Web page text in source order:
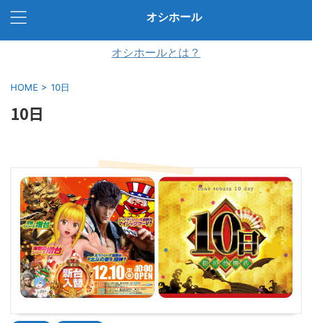
オシホール
オシホールとは？
HOME > 10日
10日